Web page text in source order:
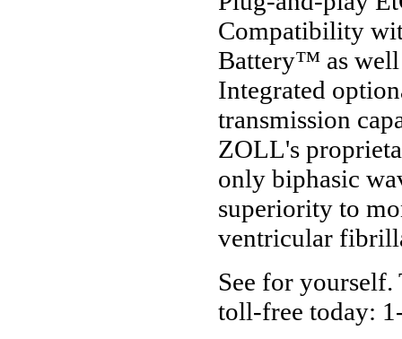
Compatibility
Battery™ as well
Integrated
transmission
ZOLL's
only biphasic
superiority to
ventricular
See for
toll-free today: